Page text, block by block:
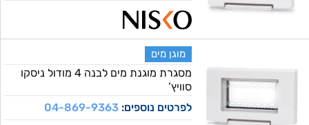
מוגן מים
מסגרת מוגנת מים לבנה 4 מודול ניסקו
סוויץ’
לפרטים נוספים:04-869-9363